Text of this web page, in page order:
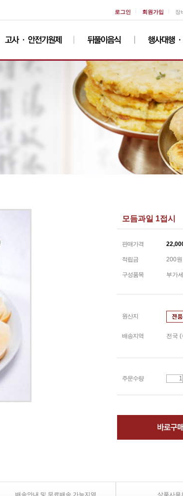
로그인 회원가입 장
모듬과일 1접시
판매가격
적립금 200원
구성품목 부가
원산지
배송지역 전국
주문수량